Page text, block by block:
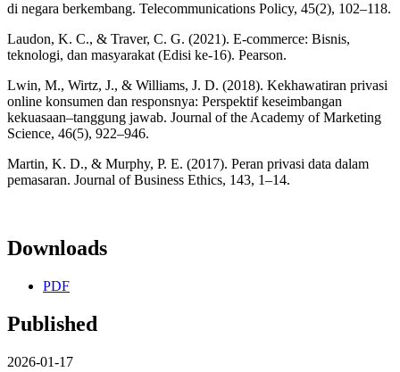
di negara berkembang. Telecommunications Policy, 45(2), 102–118.
Laudon, K. C., & Traver, C. G. (2021). E-commerce: Bisnis,
teknologi, dan masyarakat (Edisi ke-16). Pearson.
Lwin, M., Wirtz, J., & Williams, J. D. (2018). Kekhawatiran privasi
online konsumen dan responsnya: Perspektif keseimbangan
kekuasaan–tanggung jawab. Journal of the Academy of Marketing
Science, 46(5), 922–946.
Martin, K. D., & Murphy, P. E. (2017). Peran privasi data dalam
pemasaran. Journal of Business Ethics, 143, 1–14.
Downloads
PDF
Published
2026-01-17